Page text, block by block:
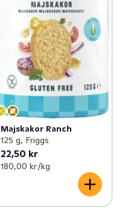
Majskakor Ranch
125 g, Friggs
22,50 kr
180,00 kr /kg